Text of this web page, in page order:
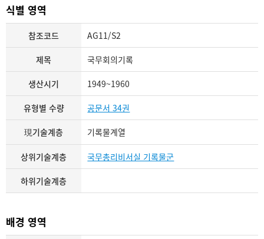
식별 영역
참조코드 AG11/S2
제목 국무회의기록
생산시기 1949~1960
유형별 수량 공문서 34권
現기술계층 기록물계열
상위기술계층 국무총리비서실 기록물군
하위기술계층
배경 영역